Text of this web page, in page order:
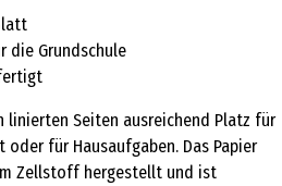
die Grundschule
linierten Seiten ausreichend Platz für
für Hausaufgaben. Das Papier
Zellstoff hergestellt und ist